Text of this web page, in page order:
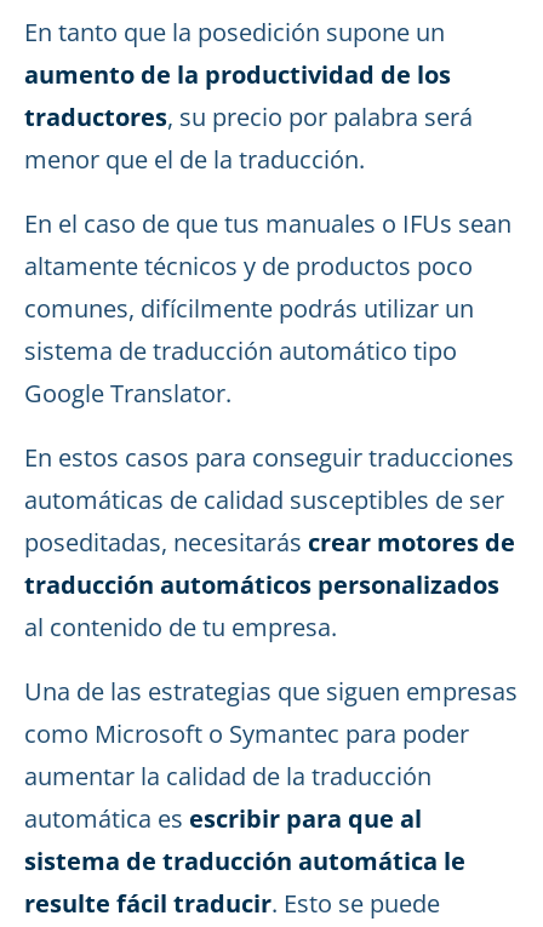
En tanto que la posedición supone un
aumento de la productividad de los
traductores, su precio por palabra será
menor que el de la traducción.
En el caso de que tus manuales o IFUs sean
altamente técnicos y de productos poco
comunes, difícilmente podrás utilizar un
sistema de traducción automático tipo
Google Translator.
En estos casos para conseguir traducciones
automáticas de calidad susceptibles de ser
poseditadas, necesitarás crear motores de
traducción automáticos personalizados
al contenido de tu empresa.
Una de las estrategias que siguen empresas
como Microsoft o Symantec para poder
aumentar la calidad de la traducción
automática es escribir para que al
sistema de traducción automática le
resulte fácil traducir. Esto se puede